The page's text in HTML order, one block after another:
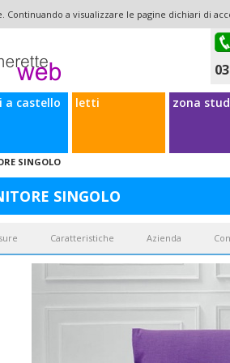
a castello letti zona
SINGOLO
SINGOLO
Caratteristiche Azienda
inserisce bene nella cameretta delle ragazze, la
dotato di pistoni per il sollevamento della
ragazze. Il contenitore permette infatti di
guardaroba sempre pieno, per questo avere
non poco l'aspetto del letto che assume
il materasso che può ospitare è largo 90cm. Il
Continuando a visualizzare le pagine dichiari di